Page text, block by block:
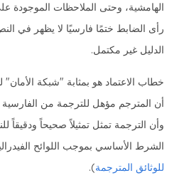
الهامشية، وحتى الملاحظات الموجودة
رأى الضابط ختمًا فارسيًا لا يظهر في
الدليل غير مكتمل.
خطاب الاعتماد هو بمثابة "شبكة
أن المترجم مؤهل للترجمة من الفارسية
وأن الترجمة تمثل تمثيلاً صحيحاً ودقيقاً
الشرط الأساسي بموجب اللوائح
للوثائق المترجمة).